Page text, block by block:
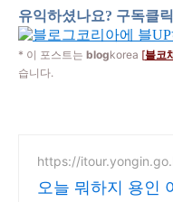
유익하셨나요? 구독클
* 이 포스트는 blogkorea [블코
습니다.
https://
오늘 뭐하지 용인